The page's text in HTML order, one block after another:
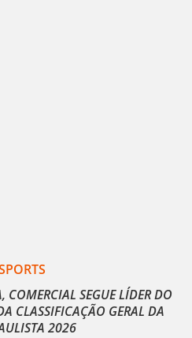
COMERCIAL SEGUE LÍDER DO
CLASSIFICAÇÃO GERAL DA
2026